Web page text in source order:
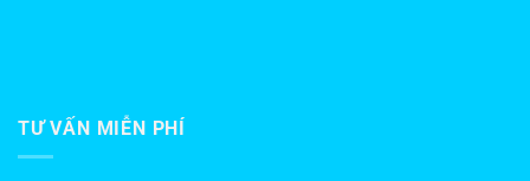
TƯ VẤN MIỄN PHÍ